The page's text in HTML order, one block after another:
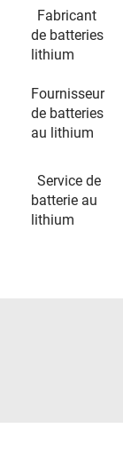
Fabricant
de batteries
lithium
Fournisseur
de batteries
au lithium
Service de
batterie au
lithium